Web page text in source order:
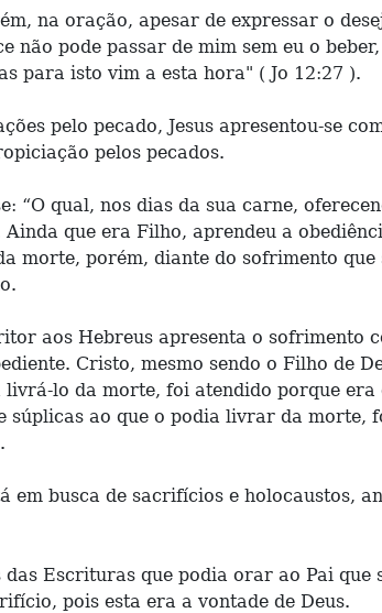
na oração, apesar de expressar o
não pode passar de mim sem eu o
para isto vim a esta hora" ( Jo 12:27 ).
pelo pecado, Jesus apresentou-se
pelos pecados.
“O qual, nos dias da sua carne,
que era Filho, aprendeu a
morte, porém, diante do sofrimento
aos Hebreus apresenta o
Cristo, mesmo sendo o Filho de
lo da morte, foi atendido porque era
ao que o podia livrar da morte,
busca de sacrifícios e holocaustos,
Escrituras que podia orar ao Pai
pois esta era a vontade de Deus.